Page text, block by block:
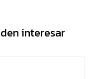
interesar